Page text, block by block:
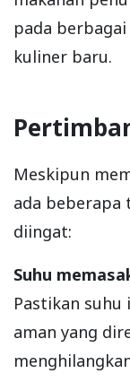
pada
kuliner baru.
Meskipun
ada beberapa
diingat:
Suhu
Pastikan
aman yang